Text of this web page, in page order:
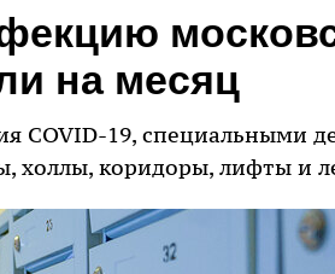
на месяц
COVID-19,
холлы, коридоры, лифты и